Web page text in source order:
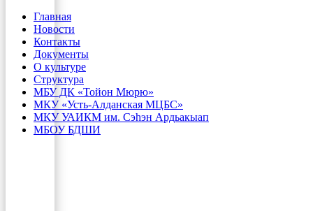
Главная
Новости
Контакты
Документы
О культуре
Структура
МБУ ДК «Тойон Мюрю»
МКУ «Усть-Алданская МЦБС»
МКУ УАИКМ им. Сэһэн Ардьакыап
МБОУ БДШИ